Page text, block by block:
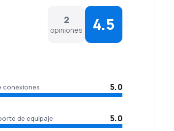
2
opiniones 4.5
conexiones 5.0
de equipaje 5.0